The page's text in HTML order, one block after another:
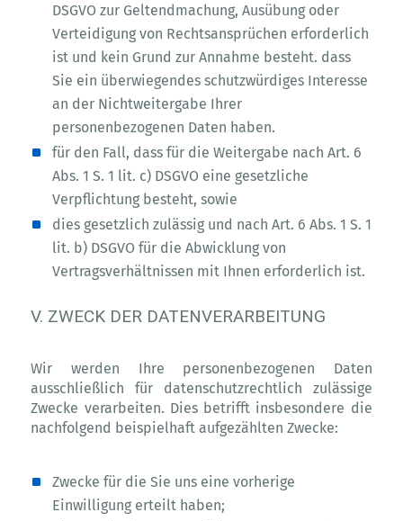
DSGVO zur Geltendmachung, Ausübung oder
Verteidigung von Rechtsansprüchen erforderlich
ist und kein Grund zur Annahme besteht. dass
Sie ein überwiegendes schutzwürdiges Interesse
an der Nichtweitergabe Ihrer
personenbezogenen Daten haben.
für den Fall, dass für die Weitergabe nach Art. 6
Abs. 1 S. 1 lit. c) DSGVO eine gesetzliche
Verpflichtung besteht, sowie
dies gesetzlich zulässig und nach Art. 6 Abs. 1 S. 1
lit. b) DSGVO für die Abwicklung von
Vertragsverhältnissen mit Ihnen erforderlich ist.
V. ZWECK DER DATENVERARBEITUNG
Wir werden Ihre personenbezogenen Daten
ausschließlich für datenschutzrechtlich zulässige
Zwecke verarbeiten. Dies betrifft insbesondere die
nachfolgend beispielhaft aufgezählten Zwecke:
Zwecke für die Sie uns eine vorherige
Einwilligung erteilt haben;